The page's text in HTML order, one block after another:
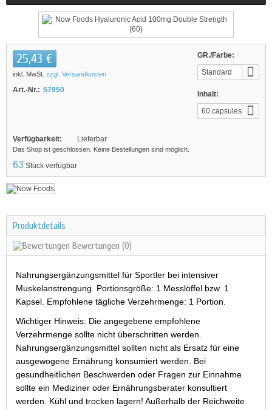
GR./Farbe:
Standard
Inhalt:
60 capsules
25,43 €
inkl. MwSt. zzgl. Versandkosten
Art.-Nr.: 57950
Verfügbarkeit: Lieferbar
Das Shop ist geschlossen. Keine Bestellungen sind möglich.
63 Stück verfügbar
Produktdetails
Bewertungen (0)
Nahrungsergänzungsmittel für Sportler bei intensiver
Muskelanstrengung. Portionsgröße: 1 Messlöffel bzw. 1
Kapsel. Empfohlene tägliche Verzehrmenge: 1 Portion.
Wichtiger Hinweis: Die angegebene empfohlene
Verzehrmenge sollte nicht überschritten werden.
Nahrungsergänzungsmittel sollten nicht als Ersatz für eine
ausgewogene Ernährung konsumiert werden. Bei
gesundheitlichen Beschwerden oder Fragen zur Einnahme
sollte ein Mediziner oder Ernährungsberater konsultiert
werden. Kühl und trocken lagern! Außerhalb der Reichweite